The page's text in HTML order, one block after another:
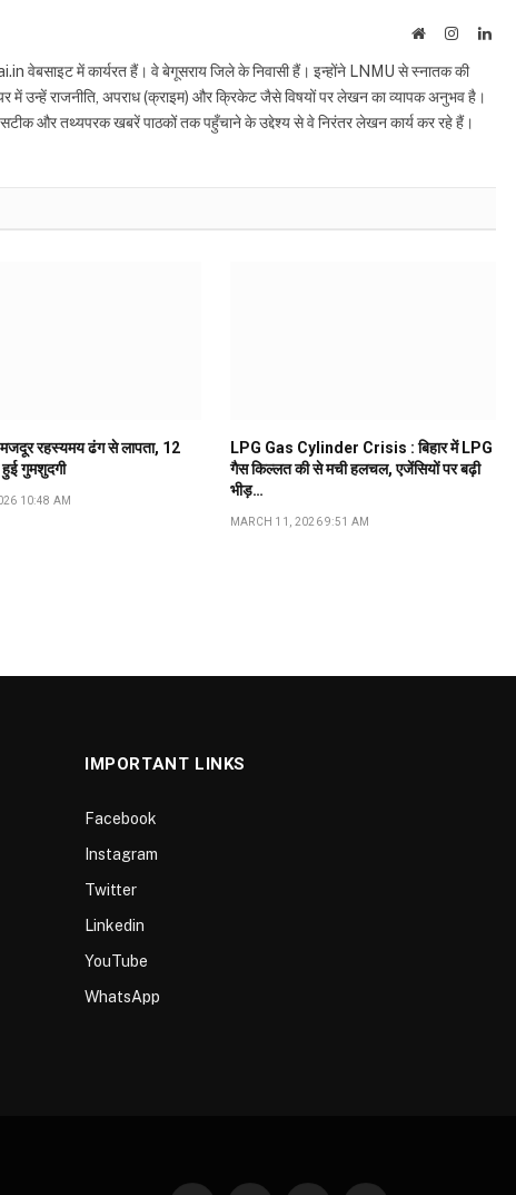
WebsiteInstagram
वेबसाइट में कार्यरत हैं। वे बेगूसराय जिले के निवासी हैं। इन्होंने LNMU से स्नातक की
में उन्हें राजनीति, अपराध (क्राइम) और क्रिकेट जैसे विषयों पर लेखन का व्यापक अनुभव है।
और तथ्यपरक खबरें पाठकों तक पहुँचाने के उद्देश्य से वे निरंतर लेखन कार्य कर रहे हैं।
रहस्यमय ढंग से लापता, 12
हुई गुमशुदगी
10:48 AM
LPG Gas Cylinder Crisis : बिहार में LPG
गैस किल्लत की से मची हलचल, एजेंसियों पर बढ़ी
भीड़…
MARCH 11, 2026 9:51 AM
IMPORTANT LINKS
Facebook
Instagram
Twitter
Linkedin
YouTube
WhatsApp